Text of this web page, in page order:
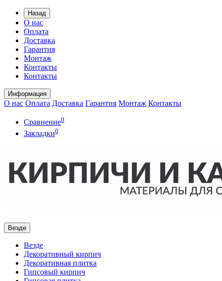
Назад
О нас
Оплата
Доставка
Гарантия
Монтаж
Контакты
Контакты
Информация
О нас Оплата Доставка Гарантия Монтаж Контакты
Сравнение0
Закладки0
Везде
Везде
Декоративный кирпич
Декоративная плитка
Гипсовый кирпич